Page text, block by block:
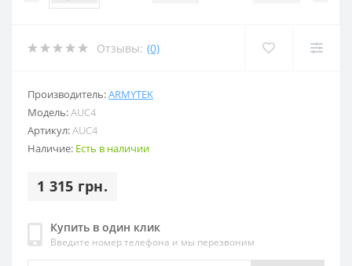
Отзывы: (0)
Производитель:ARMYTEK
Модель:AUC4
Артикул:AUC4
Наличие: Есть в наличии
1 315 грн.
Купить в один клик
Введите номер телефона и мы перезвоним